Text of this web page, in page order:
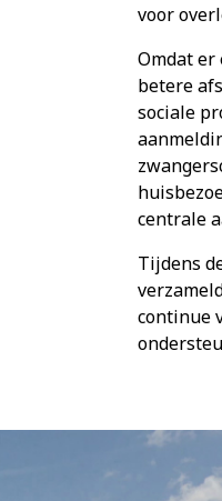
voor
Omdat er
betere
sociale
centrale
Tijdens
continue